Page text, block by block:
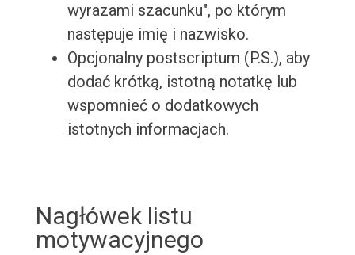
wyrazami szacunku", po którym
następuje imię i nazwisko.
Opcjonalny postscriptum (P.S.), aby
dodać krótką, istotną notatkę lub
wspomnieć o dodatkowych
istotnych informacjach.
Nagłówek listu
motywacyjnego